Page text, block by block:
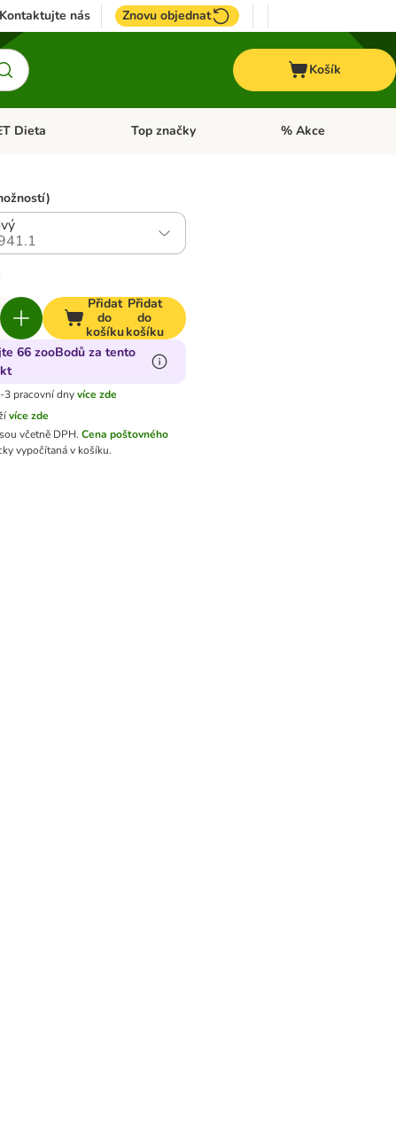
Kontaktujte nás Znovu objednat
Košík
menu: Koně
Dieta Otevřít menu: + VET Dieta
Top značky Otevřít menu: Top
% Akce
Přidat
do
košíku
Přidat
do
košíku
66 zooBodů za tento
3 pracovní dny více zde
více zde
včetně DPH. Cena poštovného
vypočítaná v košíku.